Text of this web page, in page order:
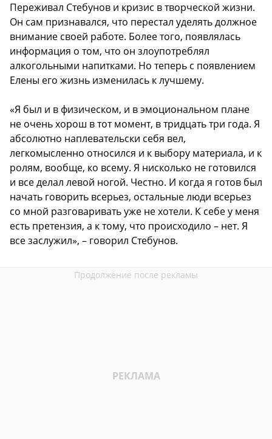
Переживал Стебунов и кризис в творческой жизни.
Он сам признавался, что перестал уделять должное
внимание своей работе. Более того, появлялась
информация о том, что он злоупотреблял
алкогольными напитками. Но теперь с появлением
Елены его жизнь изменилась к лучшему.
«Я был и в физическом, и в эмоциональном плане
не очень хорош в тот момент, в тридцать три года. Я
абсолютно наплевательски себя вел,
легкомысленно относился и к выбору материала, и к
ролям, вообще, ко всему. Я нисколько не готовился
и все делал левой ногой. Честно. И когда я готов был
начать говорить всерьез, остальные люди всерьез
со мной разговаривать уже не хотели. К себе у меня
есть претензия, а к тому, что происходило – нет. Я
все заслужил», – говорил Стебунов.